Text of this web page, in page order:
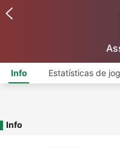
Info Estatísticas de
Info